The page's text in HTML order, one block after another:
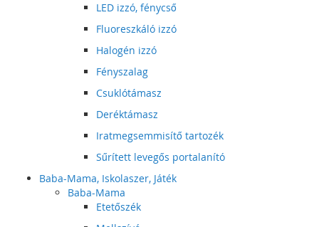
LED izzó, fénycső
Fluoreszkáló izzó
Halogén izzó
Fényszalag
Csuklótámasz
Deréktámasz
Iratmegsemmisítő tartozék
Sűrített levegős portalanító
Baba-Mama, Iskolaszer, Játék
Baba-Mama
Etetőszék